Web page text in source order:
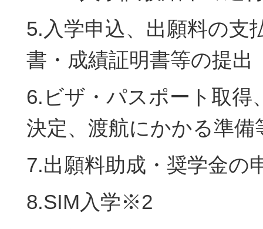
5.入学申込、出願料の支
書・成績証明書等の提出
6.ビザ・パスポート取得
決定、渡航にかかる準備
7.出願料助成・奨学金の
8.SIM入学※2